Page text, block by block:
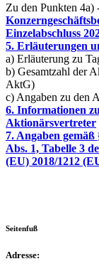
Zu den Punkten
Einzelabschluss
5. Erläuterungen
a) Erläuterung zu
b) Gesamtzahl der
AktG)
c) Angaben zu den
6. Informationen
Aktionärsvertreter
7. Angaben
Abs. 1, Tabelle 3
(EU) 2018/1212
Seitenfuß
Adresse: